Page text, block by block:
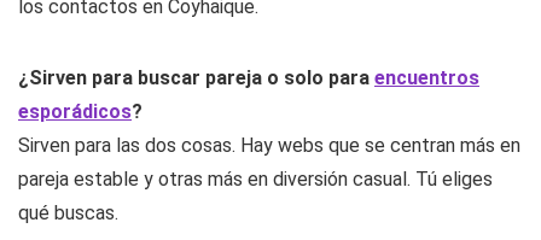
los contactos en Coyhaique.
¿Sirven para buscar pareja o solo para encuentros
esporádicos?
Sirven para las dos cosas. Hay webs que se centran más en
pareja estable y otras más en diversión casual. Tú eliges
qué buscas.